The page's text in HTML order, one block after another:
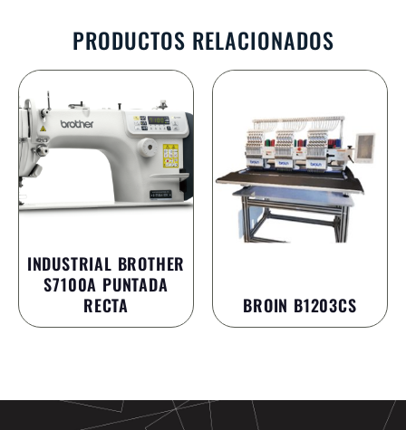
PRODUCTOS RELACIONADOS
INDUSTRIAL BROTHER
S7100A PUNTADA
RECTA
BROIN B1203CS